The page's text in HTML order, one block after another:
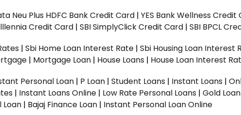
Neu Plus HDFC Bank Credit Card | YES Bank Wellness Credit
Credit Card | SBI SimplyClick Credit Card | SBI BPCL
| Sbi Home Loan Interest Rate | Sbi Housing Loan Interest
| Mortgage Loan | House Loans | House Loan Interest
Personal Loan | P Loan | Student Loans | Instant Loans |
| Instant Loans Online | Low Rate Personal Loans | Gold Loan
Loan | Bajaj Finance Loan | Instant Personal Loan Online